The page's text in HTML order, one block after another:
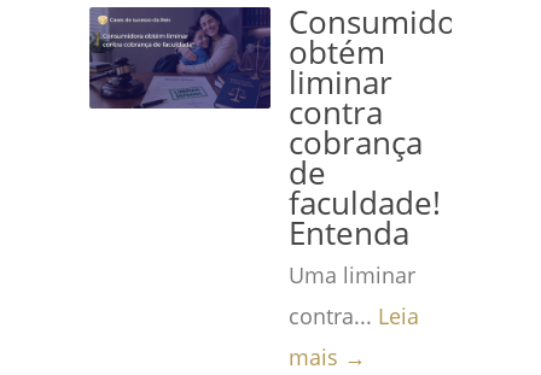
Consumidora
obtém
liminar
contra
cobrança
de
faculdade!
Entenda
Uma liminar
contra... Leia
mais →